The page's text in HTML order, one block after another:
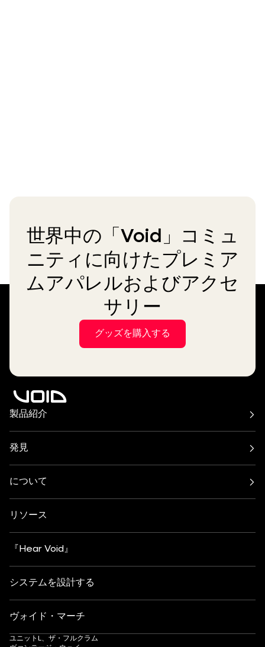
世界中の「Void」コミュ
ニティに向けたプレミア
ムアパレルおよびアクセ
サリー
グッズを購入する
製品紹介
エアーシリーズ
アークライン・シリーズ
シーラスシリーズ
Venuシリーズ
発見
バー＆レストラン
ビーチ、プール、屋上
クラブ文化
芸術・文化
について
について
連絡先
インサイト
リソース
『Hear Void』
システムを設計する
ヴォイド・マーチ
ユニットL、ザ・フルクラム